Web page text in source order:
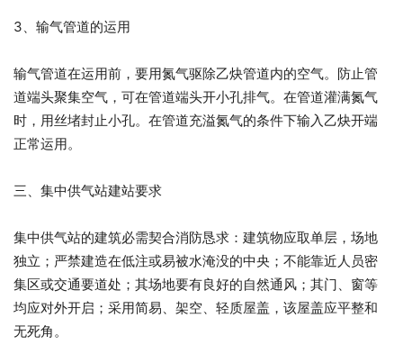
3、输气管道的运用
输气管道在运用前，要用氮气驱除乙炔管道内的空气。防止管
道端头聚集空气，可在管道端头开小孔排气。在管道灌满氮气
时，用丝堵封止小孔。在管道充溢氮气的条件下输入乙炔开端
正常运用。
三、集中供气站建站要求
集中供气站的建筑必需契合消防恳求：建筑物应取单层，场地
独立；严禁建造在低注或易被水淹没的中央；不能靠近人员密
集区或交通要道处；其场地要有良好的自然通风；其门、窗等
均应对外开启；采用简易、架空、轻质屋盖，该屋盖应平整和
无死角。